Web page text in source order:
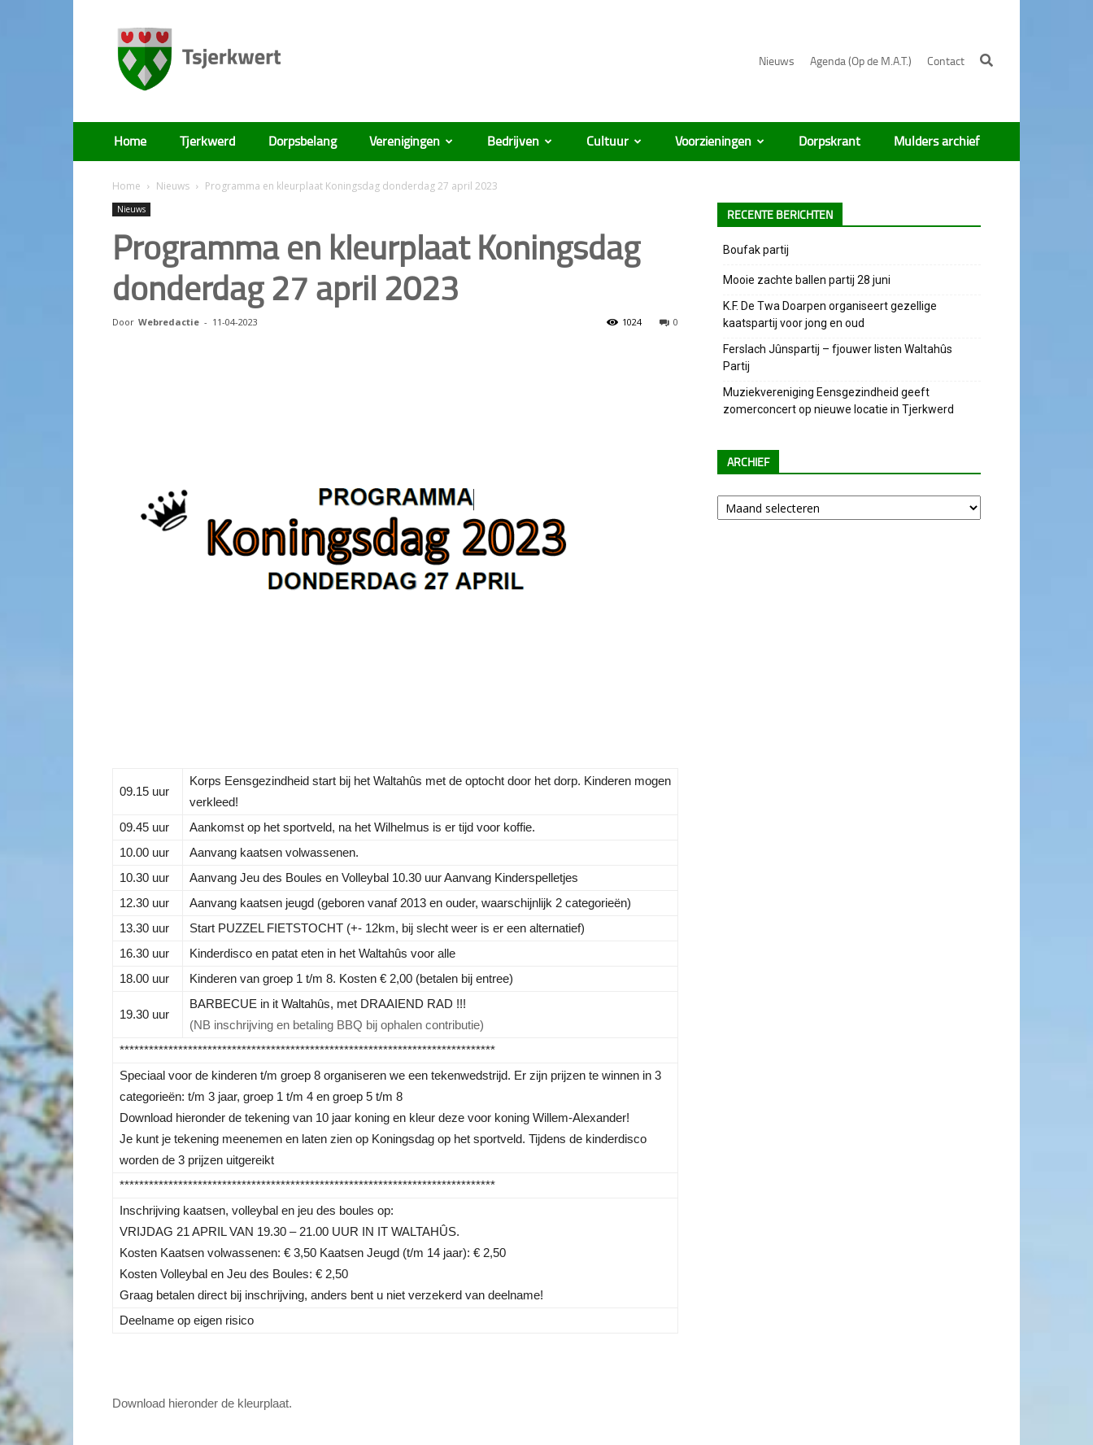
Nieuws Agenda (Op de M.A.T.) Contact
Tsjerkwert
Home Tjerkwerd Dorpsbelang Verenigingen Bedrijven Cultuur Voorzieningen Dorpskrant Mulders archief
Home Nieuws Programma en kleurplaat Koningsdag donderdag 27 april 2023
Nieuws
Programma en kleurplaat Koningsdag
donderdag 27 april 2023
Door Webredactie - 11-04-2023 0
1024
09.15 uur
Korps Eensgezindheid start bij het Waltahûs met de optocht door het dorp. Kinderen mogen
verkleed!
09.45 uur
Aankomst op het sportveld, na het Wilhelmus is er tijd voor koffie.
10.00 uur
Aanvang kaatsen volwassenen.
10.30 uur
Aanvang Jeu des Boules en Volleybal 10.30 uur Aanvang Kinderspelletjes
12.30 uur
Aanvang kaatsen jeugd (geboren vanaf 2013 en ouder, waarschijnlijk 2 categorieën)
13.30 uur
Start PUZZEL FIETSTOCHT (+- 12km, bij slecht weer is er een alternatief)
16.30 uur
Kinderdisco en patat eten in het Waltahûs voor alle
18.00 uur
Kinderen van groep 1 t/m 8. Kosten € 2,00 (betalen bij entree)
19.30 uur
BARBECUE in it Waltahûs, met DRAAIEND RAD !!!
(NB inschrijving en betaling BBQ bij ophalen contributie)
*****************************************************************************
Speciaal voor de kinderen t/m groep 8 organiseren we een tekenwedstrijd. Er zijn prijzen te winnen in 3
categorieën: t/m 3 jaar, groep 1 t/m 4 en groep 5 t/m 8
Download hieronder de tekening van 10 jaar koning en kleur deze voor koning Willem-Alexander!
Je kunt je tekening meenemen en laten zien op Koningsdag op het sportveld. Tijdens de kinderdisco
worden de 3 prijzen uitgereikt
*****************************************************************************
Inschrijving kaatsen, volleybal en jeu des boules op:
VRIJDAG 21 APRIL VAN 19.30 – 21.00 UUR IN IT WALTAHÛS.
Kosten Kaatsen volwassenen: € 3,50 Kaatsen Jeugd (t/m 14 jaar): € 2,50
Kosten Volleybal en Jeu des Boules: € 2,50
Graag betalen direct bij inschrijving, anders bent u niet verzekerd van deelname!
Deelname op eigen risico
Download hieronder de kleurplaat.
RECENTE BERICHTEN
Boufak partij
Mooie zachte ballen partij 28 juni
K.F. De Twa Doarpen organiseert gezellige
kaatspartij voor jong en oud
Ferslach Jûnspartij – fjouwer listen Waltahûs
Partij
Muziekvereniging Eensgezindheid geeft
zomerconcert op nieuwe locatie in Tjerkwerd
ARCHIEF
Archief